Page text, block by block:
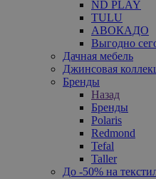
ND PLAY
TULU
АВОКАДО
Выгодно
Дачная мебель
Джинсовая
Бренды
Назад
Бренды
Polaris
Redmond
Tefal
Taller
До -50% на